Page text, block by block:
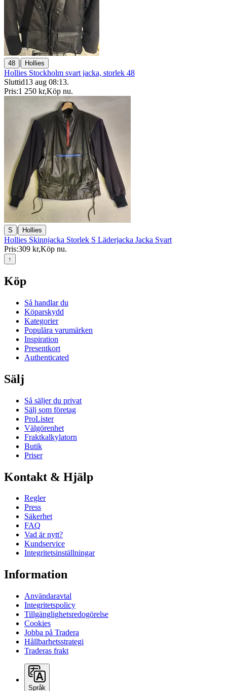
48 | Hollies
Hollies Stockholm svart jacka, storlek 48
Sluttid13 aug 08:13.
Pris:1 250 kr,Köp nu.
S | Hollies
Hollies Skinnjacka Storlek S Läderjacka Jacka Svart
Pris:309 kr,Köp nu.
↑
Köp
Så handlar du
Köparskydd
Kategorier
Populära varumärken
Inspiration
Presentkort
Authenticated
Sälj
Så säljer du privat
Sälj som företag
ProLister
Välgörenhet
Fraktkalkylatorn
Butik
Priser
Kontakt & Hjälp
Regler
Press
Säkerhet
FAQ
Vad är nytt?
Kundservice
Integritetsinställningar
Information
Användaravtal
Integritetspolicy
Tillgänglighetsredogörelse
Cookies
Jobba på Tradera
Hållbarhetsstrategi
Traderas frakt
Språk